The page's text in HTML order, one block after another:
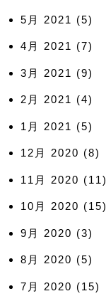
5月 2021 (5)
4月 2021 (7)
3月 2021 (9)
2月 2021 (4)
1月 2021 (5)
12月 2020 (8)
11月 2020 (11)
10月 2020 (15)
9月 2020 (3)
8月 2020 (5)
7月 2020 (15)